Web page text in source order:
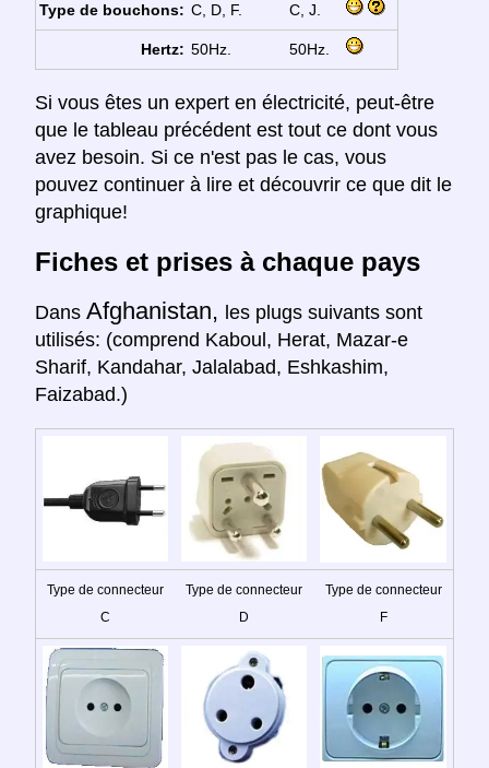
Type de bouchons: C, D, F. C, J.
Hertz: 50Hz. 50Hz.
Si vous êtes un expert en électricité, peut-être
que le tableau précédent est tout ce dont vous
avez besoin. Si ce n'est pas le cas, vous
pouvez continuer à lire et découvrir ce que dit le
graphique!
Fiches et prises à chaque pays
Dans Afghanistan, les plugs suivants sont
utilisés: (comprend Kaboul, Herat, Mazar-e
Sharif, Kandahar, Jalalabad, Eshkashim,
Faizabad.)
Type de connecteur
C
Type de connecteur
D
Type de connecteur
F